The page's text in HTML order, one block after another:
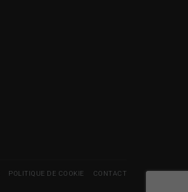
POLITIQUE DE COOKIE CONTACT